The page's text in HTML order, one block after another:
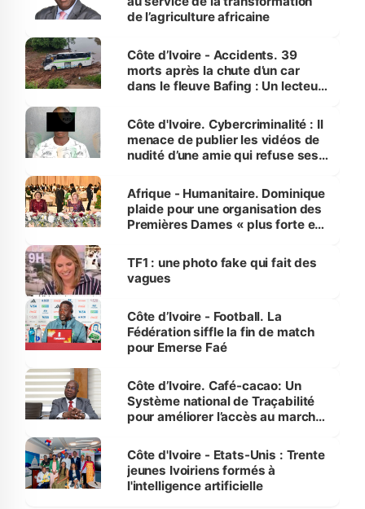
de l’agriculture africaine
Côte d’Ivoire - Accidents. 39
morts après la chute d’un car
dans le fleuve Bafing : Un lecteur
des Transports
Côte d'Ivoire. Cybercriminalité : Il
menace de publier les vidéos de
nudité d’une amie qui refuse ses
Afrique - Humanitaire. Dominique
plaide pour une organisation des
Premières Dames « plus forte et
sur la scène internationale »
TF1 : une photo fake qui fait des
vagues
Côte d’Ivoire - Football. La
Fédération siffle la fin de match
pour Emerse Faé
Côte d’Ivoire. Café-cacao: Un
Système national de Traçabilité
pour améliorer l’accès au marché
Côte d'Ivoire - Etats-Unis : Trente
jeunes Ivoiriens formés à
l'intelligence artificielle